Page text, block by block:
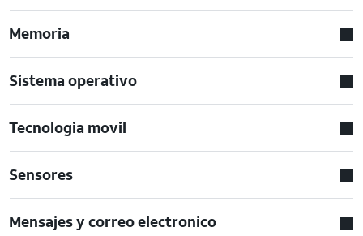
Memoria
Sistema operativo
Tecnologia movil
Sensores
Mensajes y correo electronico